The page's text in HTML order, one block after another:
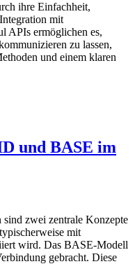
ihre Einfachheit,
mit
APIs ermöglichen es,
zu lassen,
und einem klaren
und BASE im
zwei zentrale Konzepte
mit
wird. Das BASE-Modell
gebracht. Diese